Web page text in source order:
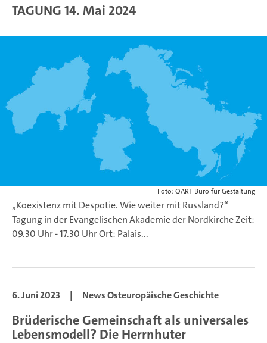
TAGUNG 14. Mai 2024
Foto: QART Büro für Gestaltung
„Koexistenz mit Despotie. Wie weiter mit Russland?“
Tagung in der Evangelischen Akademie der NordkircheZeit:
09.30 Uhr - 17.30 UhrOrt: Palais...
6. Juni 2023 | News Osteuropäische Geschichte
Brüderische Gemeinschaft als universales
Lebensmodell? Die Herrnhuter